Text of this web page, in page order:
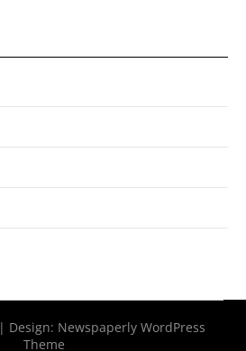
| Design: Newspaperly WordPress
Theme